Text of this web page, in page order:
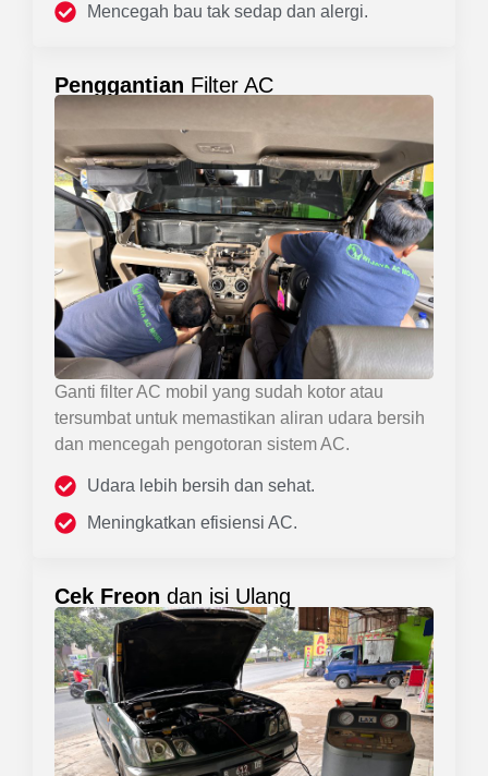
Mencegah bau tak sedap dan alergi.
Penggantian Filter AC
Ganti filter AC mobil yang sudah kotor atau
tersumbat untuk memastikan aliran udara bersih
dan mencegah pengotoran sistem AC.
Udara lebih bersih dan sehat.
Meningkatkan efisiensi AC.
Cek Freon dan isi Ulang